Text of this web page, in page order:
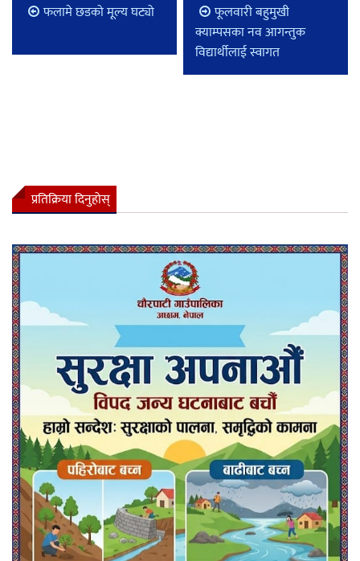
फलामे छडको मूल्य घट्यो
फूलवारी बहुमुखी
क्याम्पसका नव आगन्तुक
विद्यार्थीलाई स्वागत
प्रतिक्रिया दिनुहोस्